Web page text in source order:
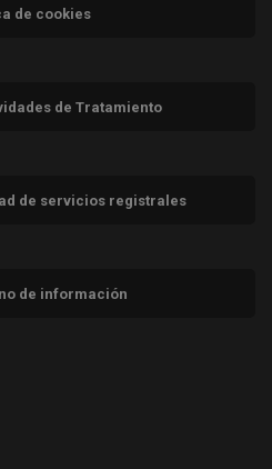
de cookies
de Tratamiento
de servicios registrales
de información